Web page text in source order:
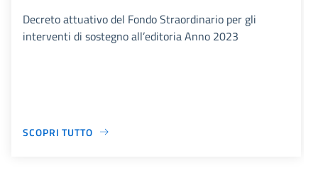
Decreto attuativo del Fondo Straordinario per gli
interventi di sostegno all’editoria Anno 2023
SCOPRI TUTTO